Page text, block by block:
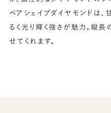
ペアシェイプダイヤモンドは、
るく光り輝く強さが魅力。縦長
せてくれます。